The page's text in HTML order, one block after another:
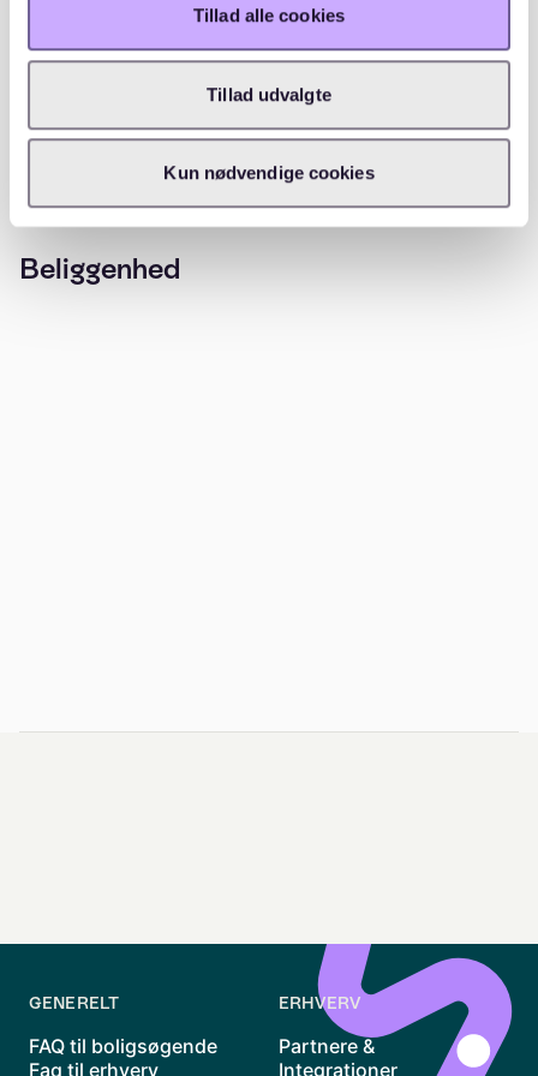
Tillad alle cookies
Tillad udvalgte
Kun nødvendige cookies
3
Ekstern venteliste
152 opskrivninger
Beliggenhed
GENERELT
FAQ til boligsøgende
Faq til erhverv
ERHVERV
Partnere &
Integrationer